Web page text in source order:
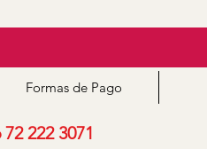
Formas de Pago
222 3071